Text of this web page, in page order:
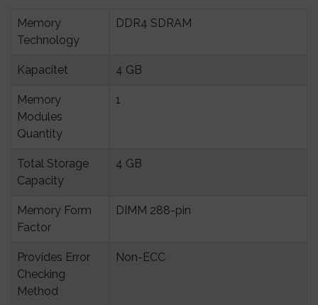
Memory
Technology
DDR4 SDRAM
Kapacitet 4 GB
Memory
Modules
Quantity
1
Total Storage
Capacity
4 GB
Memory Form
Factor
DIMM 288-pin
Provides Error
Checking
Method
Non-ECC